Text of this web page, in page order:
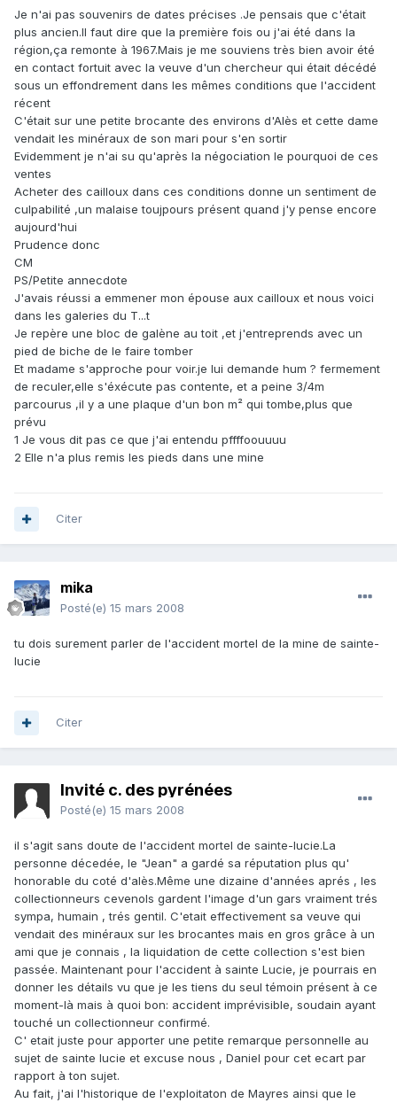
Je n'ai pas souvenirs de dates précises .Je pensais que c'était
plus ancien.Il faut dire que la première fois ou j'ai été dans la
région,ça remonte à 1967.Mais je me souviens très bien avoir été
en contact fortuit avec la veuve d'un chercheur qui était décédé
sous un effondrement dans les mêmes conditions que l'accident
récent
C'était sur une petite brocante des environs d'Alès et cette dame
vendait les minéraux de son mari pour s'en sortir
Evidemment je n'ai su qu'après la négociation le pourquoi de ces
ventes
Acheter des cailloux dans ces conditions donne un sentiment de
culpabilité ,un malaise toujpours présent quand j'y pense encore
aujourd'hui
Prudence donc
CM
PS/Petite annecdote
J'avais réussi a emmener mon épouse aux cailloux et nous voici
dans les galeries du T...t
Je repère une bloc de galène au toit ,et j'entreprends avec un
pied de biche de le faire tomber
Et madame s'approche pour voir.je lui demande hum ? fermement
de reculer,elle s'éxécute pas contente, et a peine 3/4m
parcourus ,il y a une plaque d'un bon m² qui tombe,plus que
prévu
1 Je vous dit pas ce que j'ai entendu pffffoouuuu
2 Elle n'a plus remis les pieds dans une mine
Citer
mika
Posté(e) 15 mars 2008
tu dois surement parler de l'accident mortel de la mine de sainte-
lucie
Citer
Invité c. des pyrénées
Posté(e) 15 mars 2008
il s'agit sans doute de l'accident mortel de sainte-lucie.La
personne décedée, le "Jean" a gardé sa réputation plus qu'
honorable du coté d'alès.Même une dizaine d'années aprés , les
collectionneurs cevenols gardent l'image d'un gars vraiment trés
sympa, humain , trés gentil. C'etait effectivement sa veuve qui
vendait des minéraux sur les brocantes mais en gros grâce à un
ami que je connais , la liquidation de cette collection s'est bien
passée. Maintenant pour l'accident à sainte Lucie, je pourrais en
donner les détails vu que je les tiens du seul témoin présent à ce
moment-là mais à quoi bon: accident imprévisible, soudain ayant
touché un collectionneur confirmé.
C' etait juste pour apporter une petite remarque personnelle au
sujet de sainte lucie et excuse nous , Daniel pour cet ecart par
rapport à ton sujet.
Au fait, j'ai l'historique de l'exploitaton de Mayres ainsi que le